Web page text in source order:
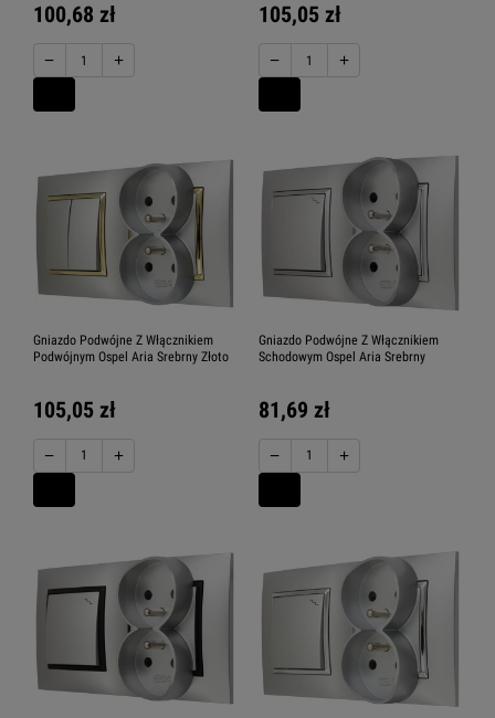
100,68 zł
− +
105,05 zł
− +
Gniazdo Podwójne Z Włącznikiem
Podwójnym Ospel Aria Srebrny Złoto
105,05 zł
− +
Gniazdo Podwójne Z Włącznikiem
Schodowym Ospel Aria Srebrny
81,69 zł
− +